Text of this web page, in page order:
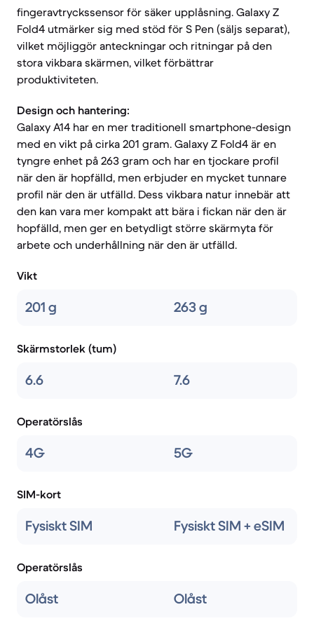
fingeravtryckssensor för säker upplåsning. Galaxy Z
Fold4 utmärker sig med stöd för S Pen (säljs separat),
vilket möjliggör anteckningar och ritningar på den
stora vikbara skärmen, vilket förbättrar
produktiviteten.
Design och hantering:
Galaxy A14 har en mer traditionell smartphone-design
med en vikt på cirka 201 gram. Galaxy Z Fold4 är en
tyngre enhet på 263 gram och har en tjockare profil
när den är hopfälld, men erbjuder en mycket tunnare
profil när den är utfälld. Dess vikbara natur innebär att
den kan vara mer kompakt att bära i fickan när den är
hopfälld, men ger en betydligt större skärmyta för
arbete och underhållning när den är utfälld.
Vikt
201 g 263 g
Skärmstorlek (tum)
6.6 7.6
Operatörslås
4G 5G
SIM-kort
Fysiskt SIM Fysiskt SIM + eSIM
Operatörslås
Olåst Olåst